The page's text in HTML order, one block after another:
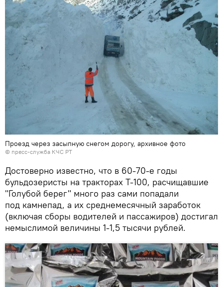
Проезд через засыпную снегом дорогу, архивное фото
© пресс-служба КЧС РТ
Достоверно известно, что в 60-70-е годы
бульдозеристы на тракторах Т-100, расчищавшие
"Голубой берег" много раз сами попадали
под камнепад, а их среднемесячный заработок
(включая сборы водителей и пассажиров) достигал
немыслимой величины 1-1,5 тысячи рублей.